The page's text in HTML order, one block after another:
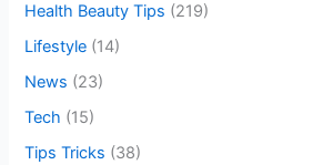
Health Beauty Tips (219)
Lifestyle (14)
News (23)
Tech (15)
Tips Tricks (38)